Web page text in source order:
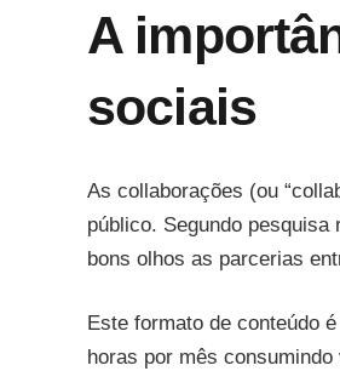
A
sociais
As collaborações (ou
público. Segundo
bons olhos as parcerias
Este formato de conteúdo
horas por mês consumindo